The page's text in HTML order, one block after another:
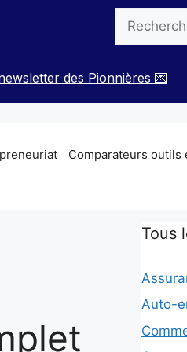
des Pionnières 💌
Comparateurs outils
Tous
Auto-